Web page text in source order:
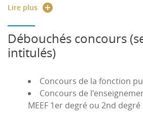
contexte global requiert de
l'immobilier, du commerce,
Lire plus
Débouchés concours
intitulés)
Concours de la fonction
Concours de
MEEF 1er degré ou 2nd degré